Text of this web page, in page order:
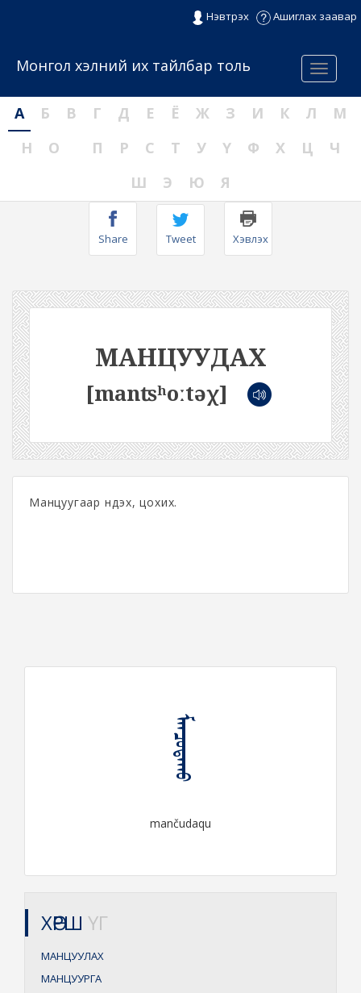
Нэвтрэх Ашиглах заавар
Menu
Монгол хэлний их тайлбар толь
А Б В Г Д Е Ё Ж З И К Л
М
Н
О П Р С Т У Ү Ф Х Ц
Ч
Ш
Э Ю Я
Share Tweet Хэвлэх
МАНЦУУДАХ
[manʦʰoːtəχ]
Манцуугаар нүдэх, цохих.
ᠮᠠᠨᠴᠤᠳᠠᠬᠤ
mančudaqu
ХӨРШ ҮГ
МАНЦУУЛАХ
МАНЦУУРГА